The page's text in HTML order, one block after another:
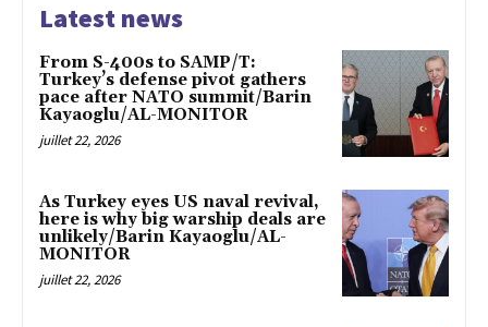
Latest news
From S-400s to SAMP/T:
Turkey’s defense pivot gathers
pace after NATO summit/Barin
Kayaoglu/AL-MONITOR
juillet 22, 2026
As Turkey eyes US naval revival,
here is why big warship deals are
unlikely/Barin Kayaoglu/AL-
MONITOR
juillet 22, 2026